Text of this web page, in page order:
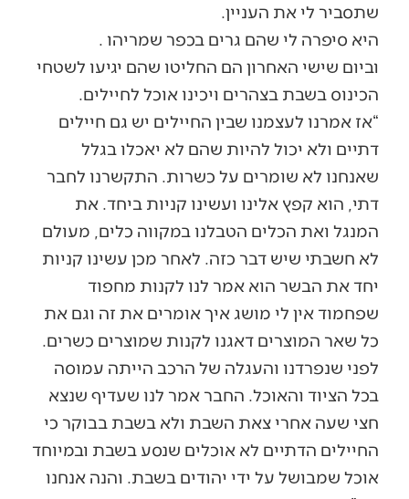
שתסביר לי את העניין.
היא סיפרה לי שהם גרים בכפר שמריהו .
וביום שישי האחרון הם החליטו שהם יגיעו לשטחי
הכינוס בשבת בצהרים ויכינו אוכל לחיילים.
“אז אמרנו לעצמנו שבין החיילים יש גם חיילים
דתיים ולא יכול להיות שהם לא יאכלו בגלל
שאנחנו לא שומרים על כשרות. התקשרנו לחבר
דתי, הוא קפץ אלינו ועשינו קניות ביחד. את
המנגל ואת הכלים הטבלנו במקווה כלים, מעולם
לא חשבתי שיש דבר כזה. לאחר מכן עשינו קניות
יחד את הבשר הוא אמר לנו לקנות מחפוד
שפחמוד אין לי מושג איך אומרים את זה וגם את
כל שאר המוצרים דאגנו לקנות שמוצרים כשרים.
לפני שנפרדנו והעגלה של הרכב הייתה עמוסה
בכל הציוד והאוכל. החבר אמר לנו שעדיף שנצא
חצי שעה אחרי צאת השבת ולא בשבת בבוקר כי
החיילים הדתיים לא אוכלים שנסע בשבת ובמיוחד
אוכל שמבושל על ידי יהודים בשבת. והנה אנחנו